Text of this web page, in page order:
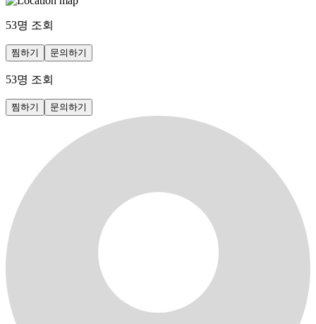
53명 조회
찜하기 문의하기
53명 조회
찜하기 문의하기